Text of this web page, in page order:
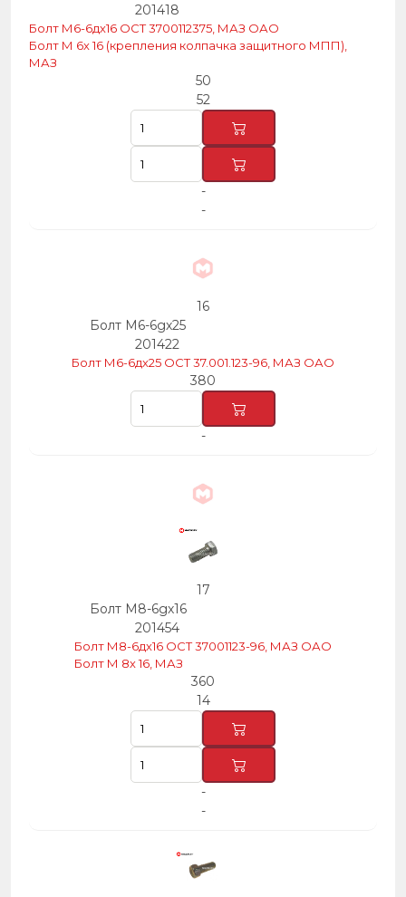
201418
Болт М6-6дх16 ОСТ 3700112375, МАЗ ОАО
Болт М 6х 16 (крепления колпачка защитного МПП),
МАЗ
50
52
-
-
16
Болт М6-6gх25
201422
Болт М6-6дх25 ОСТ 37.001.123-96, МАЗ ОАО
380
-
17
Болт М8-6gх16
201454
Болт М8-6дх16 ОСТ 37001123-96, МАЗ ОАО
Болт М 8х 16, МАЗ
360
14
-
-